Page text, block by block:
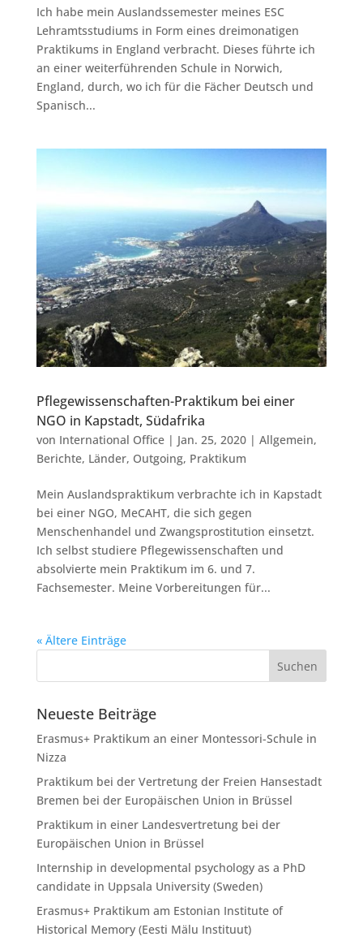
Ich habe mein Auslandssemester meines ESC
Lehramtsstudiums in Form eines dreimonatigen
Praktikums in England verbracht. Dieses führte ich
an einer weiterführenden Schule in Norwich,
England, durch, wo ich für die Fächer Deutsch und
Spanisch...
Pflegewissenschaften-Praktikum bei einer
NGO in Kapstadt, Südafrika
von International Office| Jan. 25, 2020| Allgemein,
Berichte, Länder, Outgoing, Praktikum
Mein Auslandspraktikum verbrachte ich in Kapstadt
bei einer NGO, MeCAHT, die sich gegen
Menschenhandel und Zwangsprostitution einsetzt.
Ich selbst studiere Pflegewissenschaften und
absolvierte mein Praktikum im 6. und 7.
Fachsemester. Meine Vorbereitungen für...
« Ältere Einträge
Neueste Beiträge
Erasmus+ Praktikum an einer Montessori-Schule in
Nizza
Praktikum bei der Vertretung der Freien Hansestadt
Bremen bei der Europäischen Union in Brüssel
Praktikum in einer Landesvertretung bei der
Europäischen Union in Brüssel
Internship in developmental psychology as a PhD
candidate in Uppsala University (Sweden)
Erasmus+ Praktikum am Estonian Institute of
Historical Memory (Eesti Mälu Instituut)